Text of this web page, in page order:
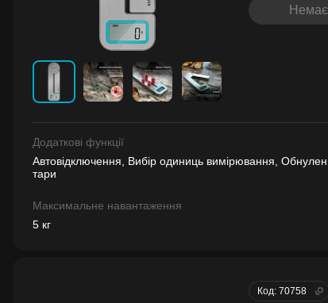
Немає
Додаткові функції
Автовідключення, Вибір одиниць вимірювання,
тари
Максимальне навантаження
5 кг
Код: 70758